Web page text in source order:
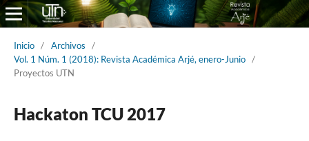
Inicio / Archivos
/
Vol. 1 Núm. 1 (2018): Revista Académica Arjé, enero-Junio /
Proyectos UTN
Hackaton TCU 2017